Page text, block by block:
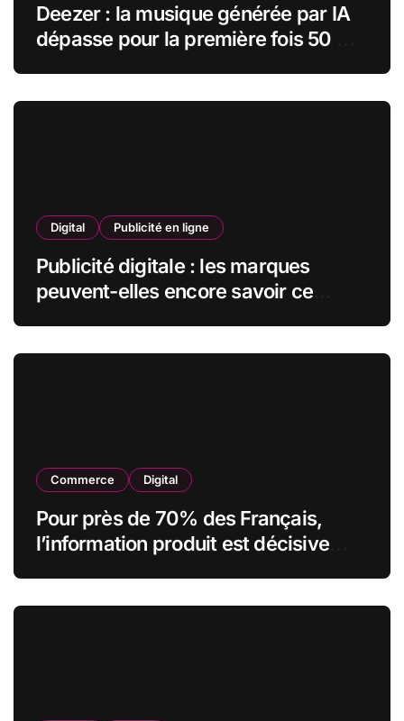
Deezer : la musique générée par IA
dépasse pour la première fois 50 %
Digital Publicité en ligne
Publicité digitale : les marques
peuvent-elles encore savoir ce
Commerce Digital
Pour près de 70% des Français,
l’information produit est décisive